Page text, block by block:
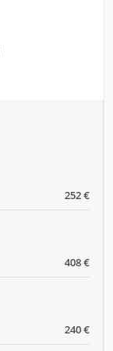
252 €
408 €
240 €